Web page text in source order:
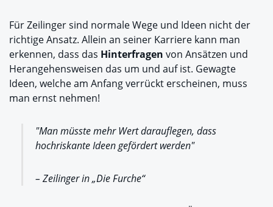
Für Zeilinger sind normale Wege und Ideen nicht der
richtige Ansatz. Allein an seiner Karriere kann man
erkennen, dass das Hinterfragen von Ansätzen und
Herangehensweisen das um und auf ist. Gewagte
Ideen, welche am Anfang verrückt erscheinen, muss
man ernst nehmen!
"Man müsste mehr Wert darauflegen, dass
hochriskante Ideen gefördert werden"
– Zeilinger in „Die Furche“